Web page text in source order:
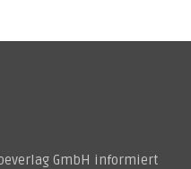
GmbH informiert